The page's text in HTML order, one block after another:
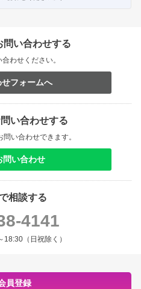
問い合わせする
わせください。
フォームへ
い合わせする
い合わせできます。
問い合わせ
相談する
4141
（日祝除く）
員登録